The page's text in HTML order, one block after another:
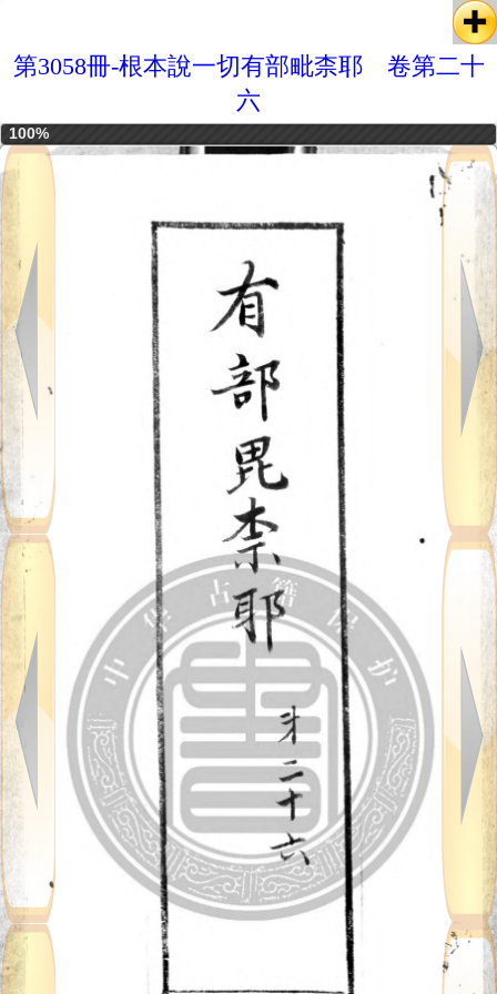
第3058冊-根本說一切有部毗柰耶 卷第二十
六
100%